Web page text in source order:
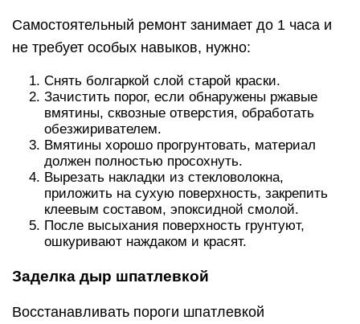
Самостоятельный ремонт занимает до 1 часа и
не требует особых навыков, нужно:
Снять болгаркой слой старой краски.
Зачистить порог, если обнаружены ржавые
вмятины, сквозные отверстия, обработать
обезжиривателем.
Вмятины хорошо прогрунтовать, материал
должен полностью просохнуть.
Вырезать накладки из стекловолокна,
приложить на сухую поверхность, закрепить
клеевым составом, эпоксидной смолой.
После высыхания поверхность грунтуют,
ошкуривают наждаком и красят.
Заделка дыр шпатлевкой
Восстанавливать пороги шпатлевкой